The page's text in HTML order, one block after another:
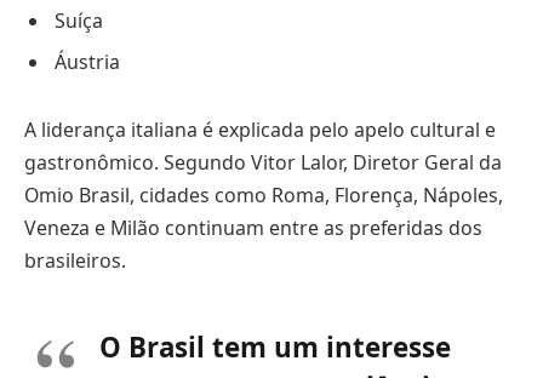
Suíça
Áustria
A liderança italiana é explicada pelo apelo cultural e
gastronômico. Segundo Vitor Lalor, Diretor Geral da
Omio Brasil, cidades como Roma, Florença, Nápoles,
Veneza e Milão continuam entre as preferidas dos
brasileiros.
O Brasil tem um interesse